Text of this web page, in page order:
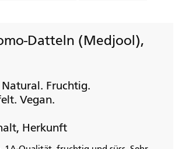
Datteln (Medjool),
Fruchtig.
Vegan.
Herkunft